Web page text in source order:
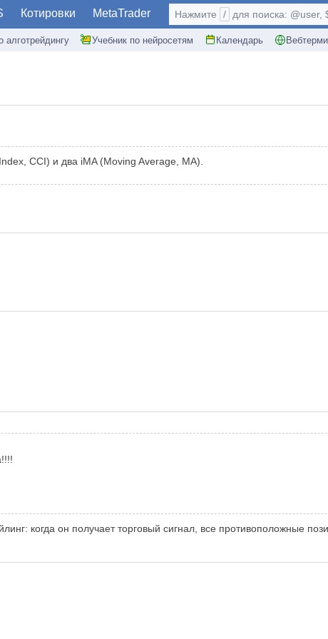
Котировки MetaTrader
алготрейдингу Учебник по нейросетям Календарь
Нажмите / для поиска: @user,
CCI) и два iMA (Moving Average, MA).
когда он получает торговый сигнал, все противоположные